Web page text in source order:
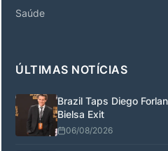
Saúde
ÚLTIMAS NOTÍCIAS
Brazil Taps Diego
Bielsa Exit
06/08/2026